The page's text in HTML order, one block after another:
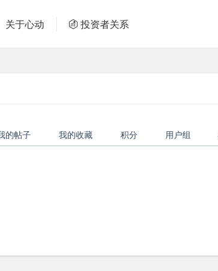
关于心动 投资者关系
的帖子 我的收藏 积分 用户组